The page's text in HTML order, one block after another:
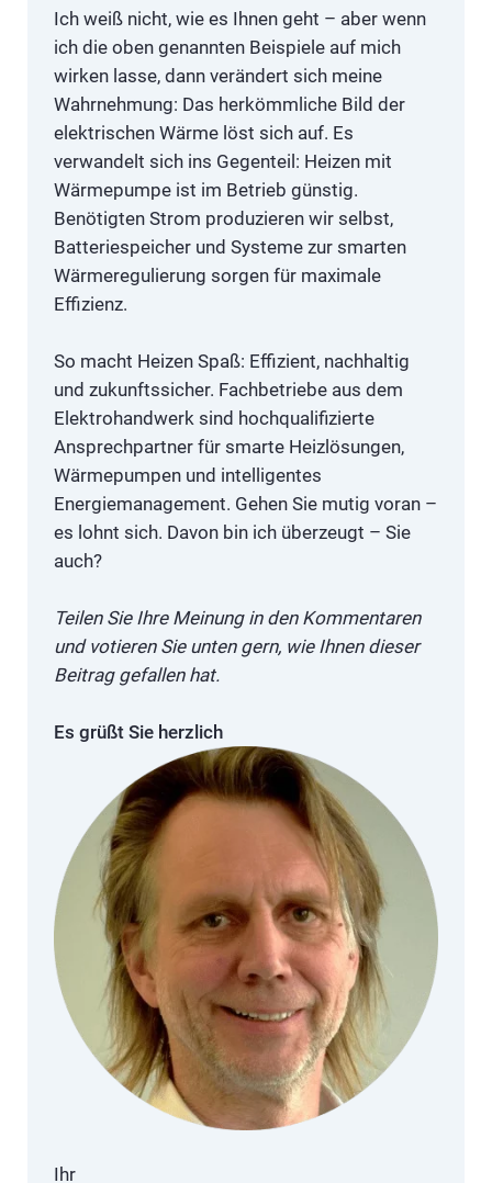
Ich weiß nicht, wie es Ihnen geht – aber wenn
ich die oben genannten Beispiele auf mich
wirken lasse, dann verändert sich meine
Wahrnehmung: Das herkömmliche Bild der
elektrischen Wärme löst sich auf. Es
verwandelt sich ins Gegenteil: Heizen mit
Wärmepumpe ist im Betrieb günstig.
Benötigten Strom produzieren wir selbst,
Batteriespeicher und Systeme zur smarten
Wärmeregulierung sorgen für maximale
Effizienz.
So macht Heizen Spaß: Effizient, nachhaltig
und zukunftssicher. Fachbetriebe aus dem
Elektrohandwerk sind hochqualifizierte
Ansprechpartner für smarte Heizlösungen,
Wärmepumpen und intelligentes
Energiemanagement. Gehen Sie mutig voran –
es lohnt sich. Davon bin ich überzeugt – Sie
auch?
Teilen Sie Ihre Meinung in den Kommentaren
und votieren Sie unten gern, wie Ihnen dieser
Beitrag gefallen hat.
Es grüßt Sie herzlich
Ihr